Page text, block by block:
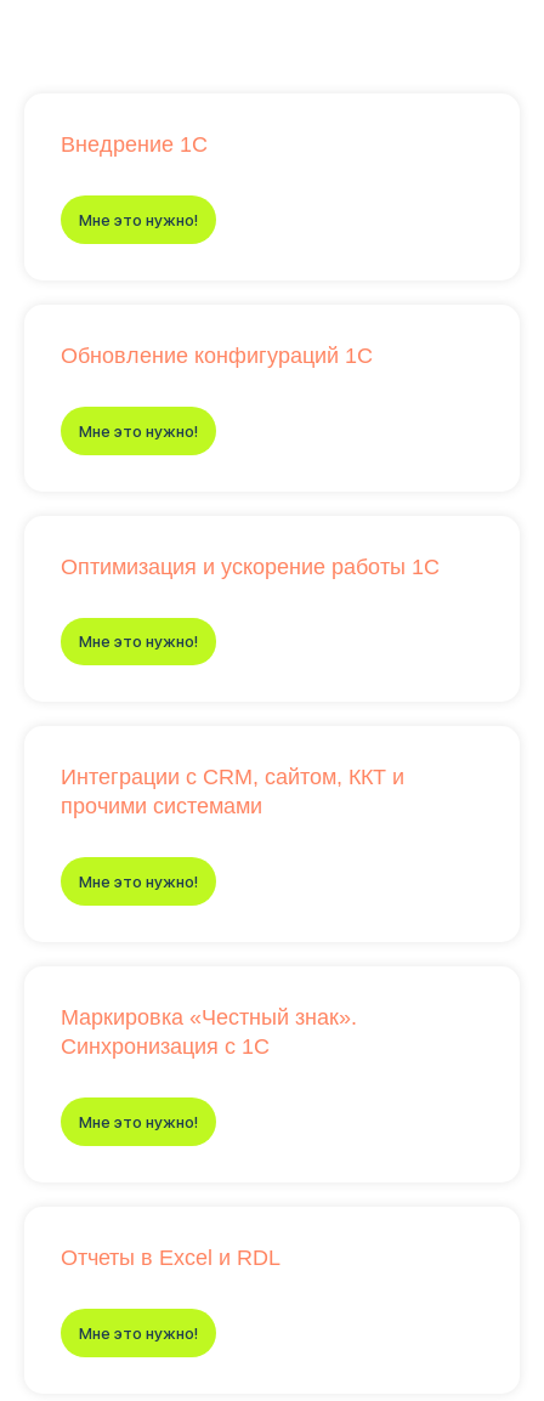
Внедрение 1С
Мне это нужно!
Обновление конфигураций 1С
Мне это нужно!
Оптимизация и ускорение работы 1С
Мне это нужно!
Интеграции с CRM, сайтом, ККТ и
прочими системами
Мне это нужно!
Маркировка «Честный знак».
Синхронизация с 1С
Мне это нужно!
Отчеты в Excel и RDL
Мне это нужно!